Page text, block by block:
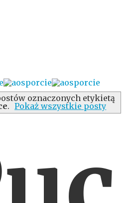
oznaczonych etykietą
. Pokaż wszystkie posty